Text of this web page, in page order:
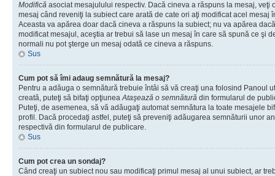
Modifică asociat mesajulului respectiv. Dacă cineva a răspuns la mesaj, veţi
mesaj când reveniţi la subiect care arată de cate ori aţi modificat acel mesaj
Aceasta va apărea doar dacă cineva a răspuns la subiect; nu va apărea
modificat mesajul, aceştia ar trebui să lase un mesaj în care să spună ce şi
normali nu pot şterge un mesaj odată ce cineva a răspuns.
Sus
Cum pot să îmi adaug semnătură la mesaj?
Pentru a adăuga o semnătură trebuie întâi să vă creaţi una folosind Panoul
creată, puteţi să bifaţi opţiuneaAtaşează o semnătură din formularul de
Puteţi, de asemenea, să vă adăugaţi automat semnătura la toate mesajele
profil. Dacă procedaţi astfel, puteţi să preveniţi adăugarea semnăturii unor
respectivă din formularul de publicare.
Sus
Cum pot crea un sondaj?
Când creaţi un subiect nou sau modificaţi primul mesaj al unui subiect, ar